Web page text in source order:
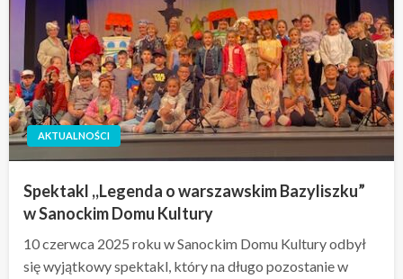
AKTUALNOŚCI
Spektakl ,,Legenda o warszawskim Bazyliszku”
w Sanockim Domu Kultury
10 czerwca 2025 roku w Sanockim Domu Kultury odbył
się wyjątkowy spektakl, który na długo pozostanie w